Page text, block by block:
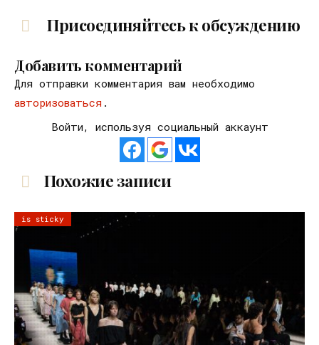
Присоединяйтесь к обсуждению
Добавить комментарий
Для отправки комментария вам необходимо
авторизоваться .
Войти, используя социальный аккаунт
Похожие записи
is sticky